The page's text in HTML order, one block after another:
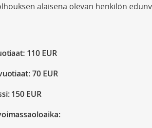
alaisena olevan henkilön
110 EUR
70 EUR
150 EUR